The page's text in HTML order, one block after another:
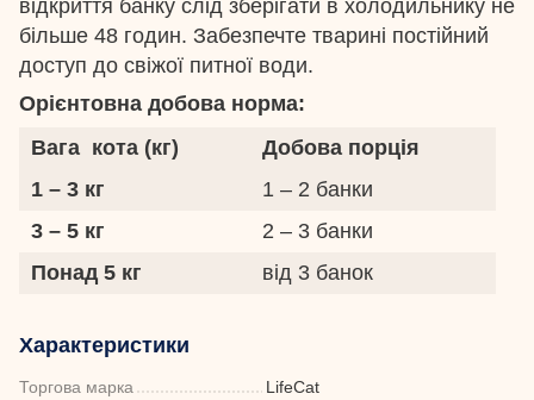
відкриття банку слід зберігати в холодильнику не
більше 48 годин. Забезпечте тварині постійний
доступ до свіжої питної води.
Орієнтовна добова норма:
Вага кота (кг)
Добова порція
1 – 3 кг
1 – 2 банки
3 – 5 кг
2 – 3 банки
Понад 5 кг
від 3 банок
Характеристики
Торгова марка LifeCat